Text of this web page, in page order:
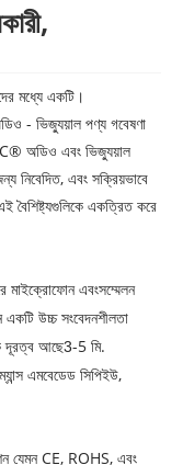
মধ্যে একটি।
- ভিজ্যুয়াল পণ্য গবেষণা
অডিও এবং ভিজ্যুয়াল
নিবেদিত, এবং সক্রিয়ভাবে
বৈশিষ্ট্যগুলিকে একত্রিত করে
মাইক্রোফোন এবংসম্মেলন
উচ্চ সংবেদনশীলতা
দূরত্ব আছে3-5 মি.
এমবেডেড সিপিইউ,
যেমন CE, ROHS, এবং